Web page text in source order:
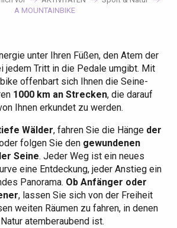
A MOUNTAINBIKE
unter Ihren Füßen, den Atem der
jedem Tritt in die Pedale umgibt. Mit
offenbart sich Ihnen die Seine-
1000 km an Strecken, die darauf
Ihnen erkundet zu werden.
Wälder, fahren Sie die Hänge der
folgen Sie den gewundenen
Seine. Jeder Weg ist ein neues
eine Entdeckung, jeder Anstieg ein
Panorama. Ob Anfänger oder
, lassen Sie sich von der Freiheit
weiten Räumen zu fahren, in denen
atemberaubend ist.